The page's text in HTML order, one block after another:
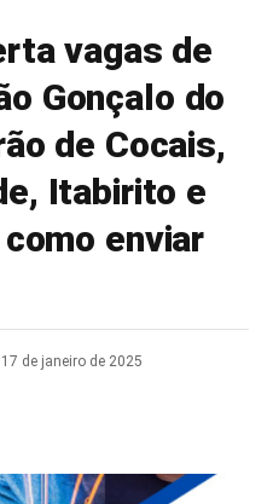
vagas de
Gonçalo do
de Cocais,
Itabirito e
enviar
17 de janeiro de 2025